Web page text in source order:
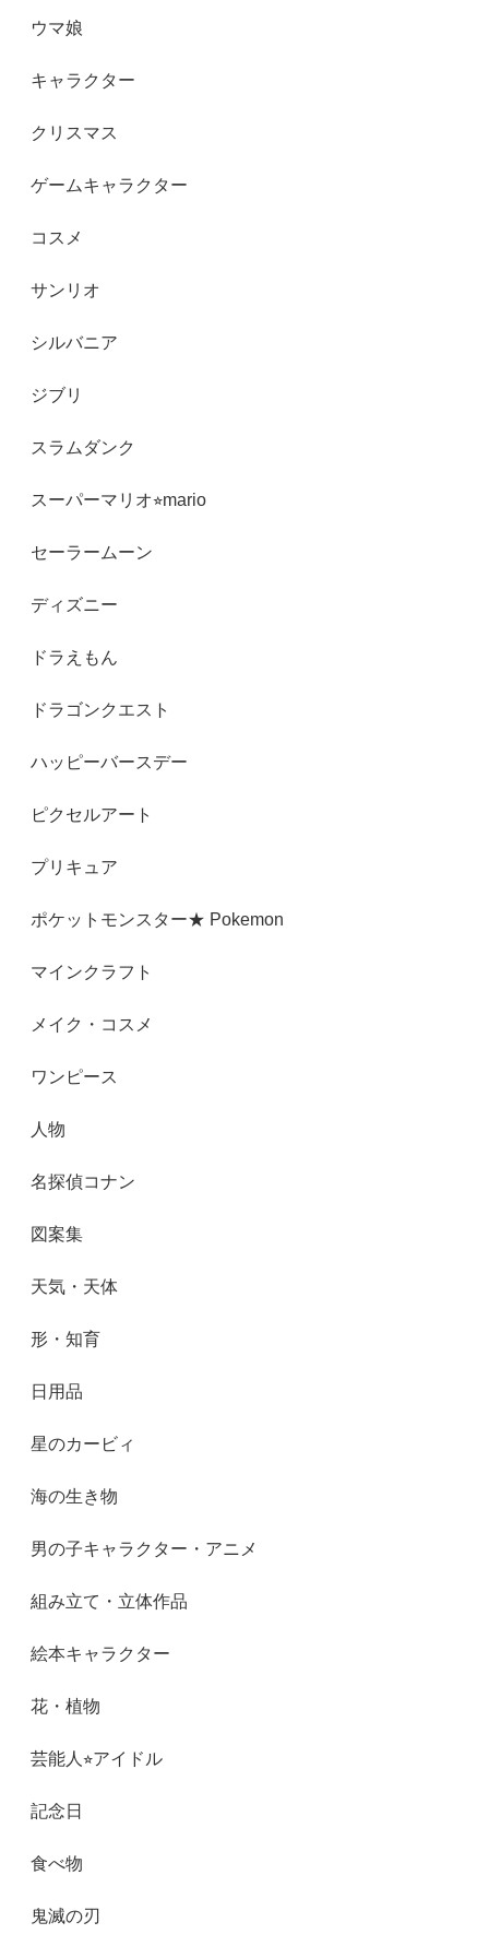
ウマ娘
キャラクター
クリスマス
ゲームキャラクター
コスメ
サンリオ
シルバニア
ジブリ
スラムダンク
スーパーマリオ⭐︎mario
セーラームーン
ディズニー
ドラえもん
ドラゴンクエスト
ハッピーバースデー
ピクセルアート
プリキュア
ポケットモンスター★ Pokemon
マインクラフト
メイク・コスメ
ワンピース
人物
名探偵コナン
図案集
天気・天体
形・知育
日用品
星のカービィ
海の生き物
男の子キャラクター・アニメ
組み立て・立体作品
絵本キャラクター
花・植物
芸能人⭐︎アイドル
記念日
食べ物
鬼滅の刃